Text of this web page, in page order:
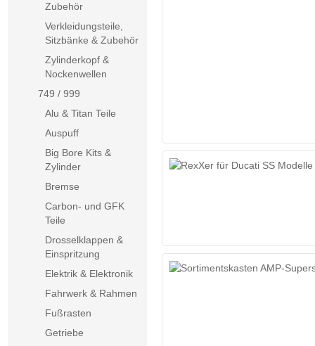
Zubehör
Verkleidungsteile,
Sitzbänke & Zubehör
Zylinderkopf &
Nockenwellen
749 / 999
Alu & Titan Teile
Auspuff
Big Bore Kits &
Zylinder
Bremse
Carbon- und GFK
Teile
Drosselklappen &
Einspritzung
Elektrik & Elektronik
Fahrwerk & Rahmen
Fußrasten
Getriebe